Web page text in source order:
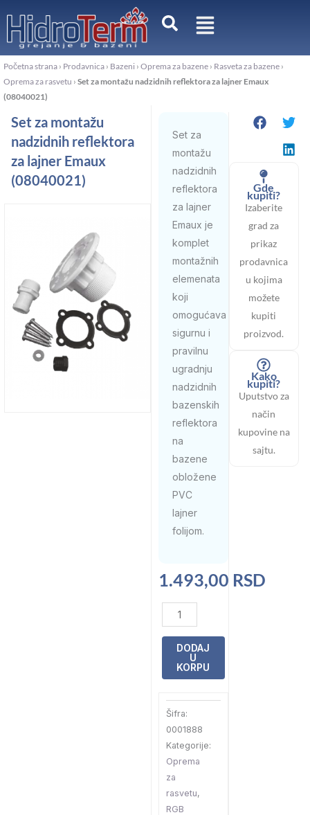
sadržaj
Početna strana › Prodavnica › Bazeni › Oprema za bazene › Rasveta za bazene ›
Oprema za rasvetu › Set za montažu nadzidnih reflektora za lajner Emaux
(08040021)
Set za montažu
nadzidnih reflektora
za lajner Emaux
(08040021)
Set za
montažu
nadzidnih
reflektora
za lajner
Emaux je
komplet
montažnih
elemenata
koji
omogućava
sigurnu i
pravilnu
ugradnju
nadzidnih
bazenskih
reflektora
na
bazene
obložene
PVC
lajner
folijom.
1.493,00 RSD
Set
za
montažu
nadzidnih
reflektora
lajner
Emaux
(08040021)
količina
DODAJ
U
KORPU
Šifra:
0001888
Kategorije:
Oprema
za
rasvetu,
RGB
Gde
kupiti?
Izaberite
grad za
prikaz
prodavnica
u kojima
možete
kupiti
proizvod.
Kako
kupiti?
Uputstvo za
način
kupovine na
sajtu.